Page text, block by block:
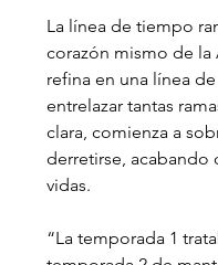
La línea de tiempo
corazón mismo de
refina en una línea
entrelazar tantas
clara, comienza a
derretirse, acabando
vidas.
“La temporada 1